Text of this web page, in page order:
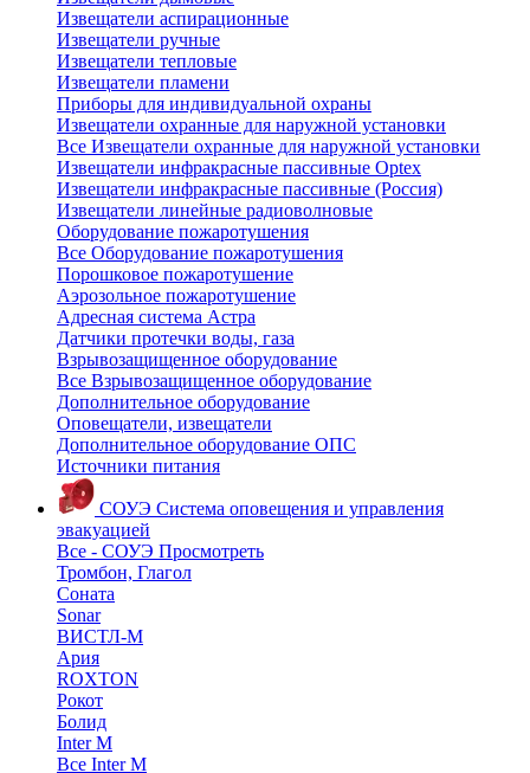
Извещатели аспирационные
Извещатели ручные
Извещатели тепловые
Извещатели пламени
Приборы для индивидуальной охраны
Извещатели охранные для наружной установки
Все Извещатели охранные для наружной установки
Извещатели инфракрасные пассивные Optex
Извещатели инфракрасные пассивные (Россия)
Извещатели линейные радиоволновые
Оборудование пожаротушения
Все Оборудование пожаротушения
Порошковое пожаротушение
Аэрозольное пожаротушение
Адресная система Астра
Датчики протечки воды, газа
Взрывозащищенное оборудование
Все Взрывозащищенное оборудование
Дополнительное оборудование
Оповещатели, извещатели
Дополнительное оборудование ОПС
Источники питания
СОУЭ Система оповещения и управления
эвакуацией
Все - СОУЭ Просмотреть
Тромбон, Глагол
Соната
Sonar
ВИСТЛ-М
Ария
ROXTON
Рокот
Болид
Inter M
Все Inter M